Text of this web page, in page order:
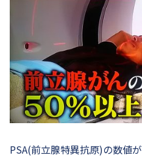
PSA(前立腺特異抗原)の数値が